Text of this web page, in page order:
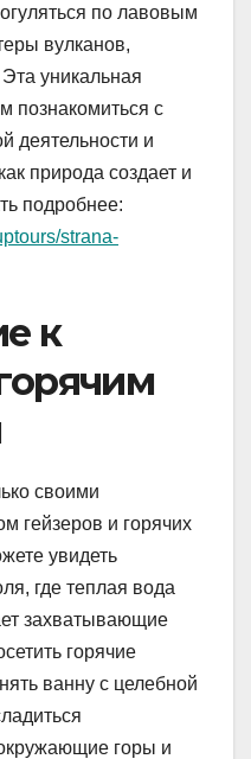
по лавовым
вулканов,
уникальная
познакомиться с
деятельности и
природа создает и
подробнее:
strana-
к
своими
гейзеров и горячих
увидеть
где теплая вода
захватывающие
горячие
ванну с целебной
горы и